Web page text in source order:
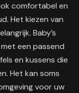
comfortabel en
Het kiezen van
Baby’s
een passend
en kussens die
Het kan soms
voor uw